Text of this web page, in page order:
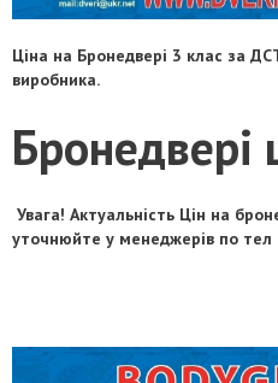
Ціна на Бронедвері 3 клас за
виробника.
Бронедвері
Увага! Актуальність Цін на
уточнюйте у менеджерів по